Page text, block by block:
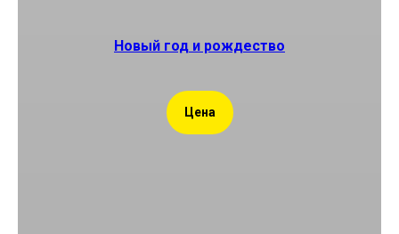
Новый год и рождество
Цена